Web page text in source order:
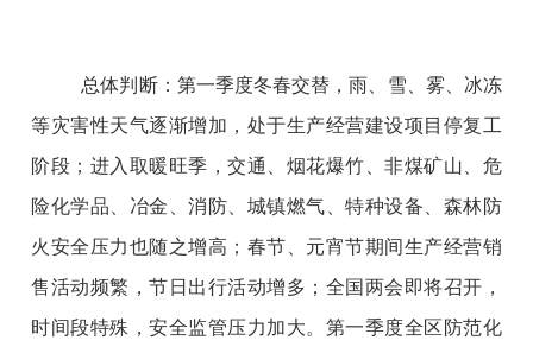
总体判断：第一季度冬春交替，雨、雪、雾、冰冻
等灾害性天气逐渐增加，处于生产经营建设项目停复工
阶段；进入取暖旺季，交通、烟花爆竹、非煤矿山、危
险化学品、冶金、消防、城镇燃气、特种设备、森林防
火安全压力也随之增高；春节、元宵节期间生产经营销
售活动频繁，节日出行活动增多；全国两会即将召开，
时间段特殊，安全监管压力加大。第一季度全区防范化